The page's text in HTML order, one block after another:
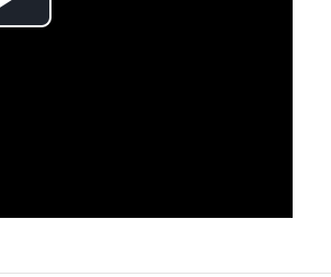
Play